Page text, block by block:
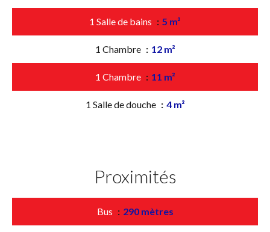
1 Salle de bains 5 m²
1 Chambre 12 m²
1 Chambre 11 m²
1 Salle de douche 4 m²
Proximités
Bus 290 mètres